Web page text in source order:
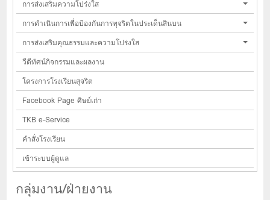
การส่งเสริมความโปร่งใส
การดำเนินการเพื่อป้องกันการทุจริตในประเด็นสินบน
การส่งเสริมคุณธรรมและความโปร่งใส
วีดีทัศน์กิจกรรมและผลงาน
โครงการโรงเรียนสุจริต
Facebook Page ศิษย์เก่า
TKB e-Service
คำสั่งโรงเรียน
เข้าระบบผู้ดูแล
กลุ่มงาน/ฝ่ายงาน